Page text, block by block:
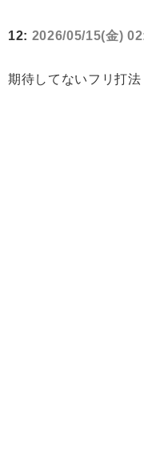
12: 2026/05/15(金)
期待してないフリ打法